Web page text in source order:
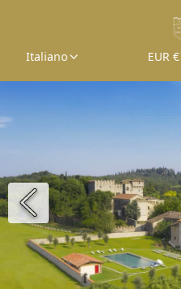
Italiano EUR €